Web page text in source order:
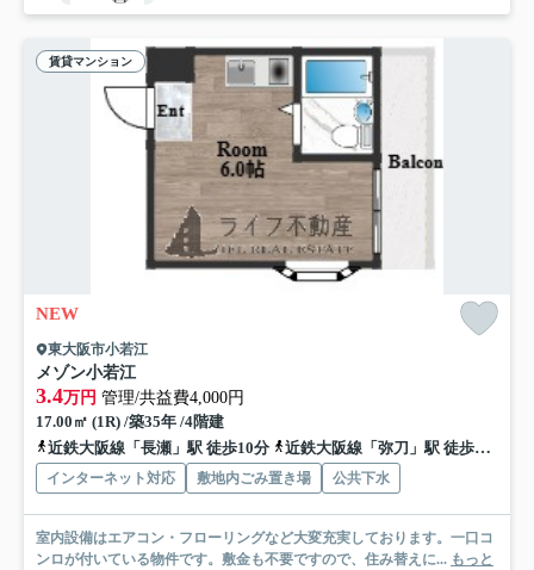
賃貸マンション
NEW
東大阪市小若江
メゾン小若江
3.4万円 管理/共益費4,000円
17.00㎡ (1R) /築35年 /4階建
近鉄大阪線「長瀬」駅 徒歩10分
近鉄大阪線「弥刀」駅 徒歩16分
インターネット対応 敷地内ごみ置き場 公共下水
室内設備はエアコン・フローリングなど大変充実しております。一口コ
ンロが付いている物件です。敷金も不要ですので、住み替えに... もっと